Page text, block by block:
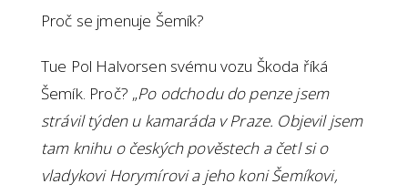
Proč se jmenuje Šemík?
Tue Pol Halvorsen svému vozu Škoda říká
Šemík. Proč? „Po odchodu do penze jsem
strávil týden u kamaráda v Praze. Objevil jsem
tam knihu o českých pověstech a četl si o
vladykovi Horymírovi a jeho koni Šemíkovi,